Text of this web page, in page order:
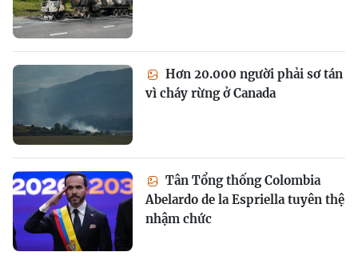
Hơn 20.000 người phải sơ tán
vì cháy rừng ở Canada
Tân Tổng thống Colombia
Abelardo de la Espriella tuyên thệ
nhậm chức